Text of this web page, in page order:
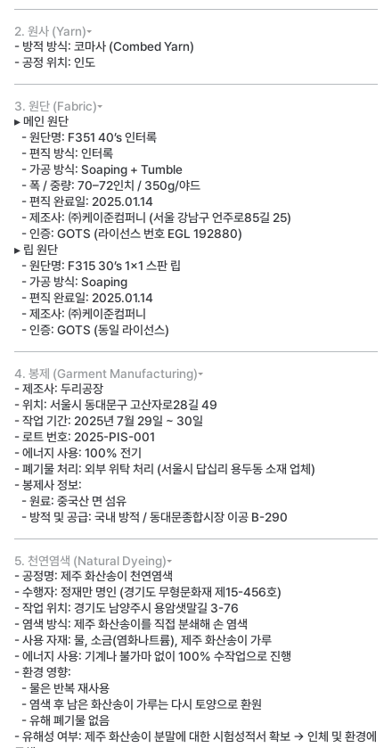
2. 원사 (Yarn)
- 방적 방식: 코마사 (Combed Yarn)
- 공정 위치: 인도
3. 원단 (Fabric)
▸ 메인 원단
- 원단명: F351 40’s 인터록
- 편직 방식: 인터록
- 가공 방식: Soaping + Tumble
- 폭 / 중량: 70–72인치 / 350g/야드
- 편직 완료일: 2025.01.14
- 제조사: ㈜케이준컴퍼니 (서울 강남구 언주로85길 25)
- 인증: GOTS (라이선스 번호 EGL 192880)
▸ 립 원단
- 원단명: F315 30’s 1x1 스판 립
- 가공 방식: Soaping
- 편직 완료일: 2025.01.14
- 제조사: ㈜케이준컴퍼니
- 인증: GOTS (동일 라이선스)
4. 봉제 (Garment Manufacturing)
- 제조사: 두리공장
- 위치: 서울시 동대문구 고산자로28길 49
- 작업 기간: 2025년 7월 29일 ~ 30일
- 로트 번호: 2025-PIS-001
- 에너지 사용: 100% 전기
- 폐기물 처리: 외부 위탁 처리 (서울시 답십리 용두동 소재 업체)
- 봉제사 정보:
- 원료: 중국산 면 섬유
- 방적 및 공급: 국내 방적 / 동대문종합시장 이공 B-290
5. 천연염색 (Natural Dyeing)
- 공정명: 제주 화산송이 천연염색
- 수행자: 정재만 명인 (경기도 무형문화재 제15-456호)
- 작업 위치: 경기도 남양주시 용암샛말길 3-76
- 염색 방식: 제주 화산송이를 직접 분쇄해 손 염색
- 사용 자재: 물, 소금(염화나트륨), 제주 화산송이 가루
- 에너지 사용: 기계나 불가마 없이 100% 수작업으로 진행
- 환경 영향:
- 물은 반복 재사용
- 염색 후 남은 화산송이 가루는 다시 토양으로 환원
- 유해 폐기물 없음
- 유해성 여부: 제주 화산송이 분말에 대한 시험성적서 확보 → 인체 및 환경에